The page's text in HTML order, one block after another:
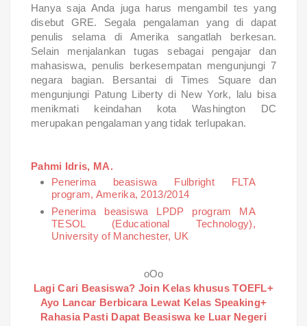
Hanya saja Anda juga harus mengambil tes yang
disebut GRE. Segala pengalaman yang di dapat
penulis selama di Amerika sangatlah berkesan.
Selain menjalankan tugas sebagai pengajar dan
mahasiswa, penulis berkesempatan mengunjungi 7
negara bagian. Bersantai di Times Square dan
mengunjungi Patung Liberty di New York, lalu bisa
menikmati keindahan kota Washington DC
merupakan pengalaman yang tidak terlupakan.
Pahmi Idris, MA.
Penerima beasiswa Fulbright FLTA
program, Amerika, 2013/2014
Penerima beasiswa LPDP program MA
TESOL (Educational Technology),
University of Manchester, UK
oOo
Lagi Cari Beasiswa? Join Kelas khusus TOEFL+
Ayo Lancar Berbicara Lewat Kelas Speaking+
Rahasia Pasti Dapat Beasiswa ke Luar Negeri